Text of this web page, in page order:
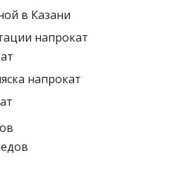
в Казани
напрокат
напрокат